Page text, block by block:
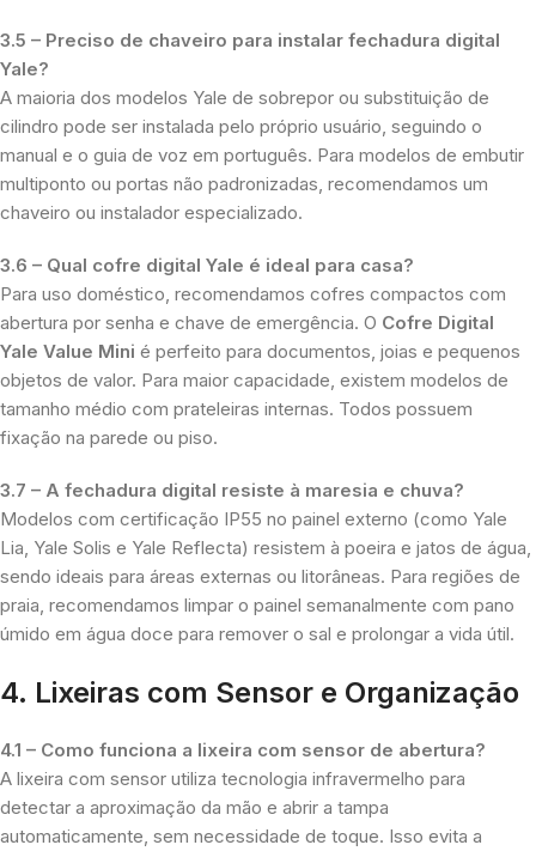
3.5 – Preciso de chaveiro para instalar fechadura digital
Yale?
A maioria dos modelos Yale de sobrepor ou substituição de
cilindro pode ser instalada pelo próprio usuário, seguindo o
manual e o guia de voz em português. Para modelos de embutir
multiponto ou portas não padronizadas, recomendamos um
chaveiro ou instalador especializado.
3.6 – Qual cofre digital Yale é ideal para casa?
Para uso doméstico, recomendamos cofres compactos com
abertura por senha e chave de emergência. O Cofre Digital
Yale Value Mini é perfeito para documentos, joias e pequenos
objetos de valor. Para maior capacidade, existem modelos de
tamanho médio com prateleiras internas. Todos possuem
fixação na parede ou piso.
3.7 – A fechadura digital resiste à maresia e chuva?
Modelos com certificação IP55 no painel externo (como Yale
Lia, Yale Solis e Yale Reflecta) resistem à poeira e jatos de água,
sendo ideais para áreas externas ou litorâneas. Para regiões de
praia, recomendamos limpar o painel semanalmente com pano
úmido em água doce para remover o sal e prolongar a vida útil.
4. Lixeiras com Sensor e Organização
4.1 – Como funciona a lixeira com sensor de abertura?
A lixeira com sensor utiliza tecnologia infravermelho para
detectar a aproximação da mão e abrir a tampa
automaticamente, sem necessidade de toque. Isso evita a